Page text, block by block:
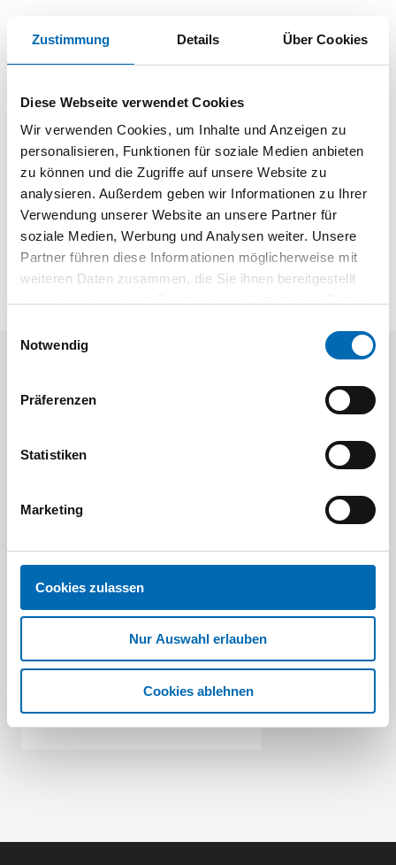
Zustimmung Details Über Cookies
Diese Webseite verwendet Cookies
Wir verwenden Cookies, um Inhalte und Anzeigen zu
personalisieren, Funktionen für soziale Medien anbieten
zu können und die Zugriffe auf unsere Website zu
analysieren. Außerdem geben wir Informationen zu Ihrer
Verwendung unserer Website an unsere Partner für
soziale Medien, Werbung und Analysen weiter. Unsere
Partner führen diese Informationen möglicherweise mit
weiteren Daten zusammen, die Sie ihnen bereitgestellt
Notwendig
Präferenzen
Statistiken
Marketing
Cookies zulassen
Nur Auswahl erlauben
Cookies ablehnen
Produktbeschreibung
Hochglanzverchromt und spiegelpoliert, exakt verzahnt mit
72-Zähnen und einem Rückstellwinkel von nur 5°,
Maulstellung 15°, mit ovalem Schaft. Die Drehmomente
übertreffen die Vorgaben nach DIN 3110. Ratschenkopf 15°
abgewinkelt, umschaltbar mit Umschalthebel.
Proxxon
Steckschl.Satz 1/4 36tlg. CV P
Artikel-Nr. 88194